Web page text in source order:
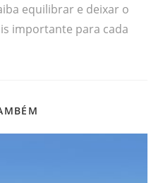
equilibrar e deixar o
importante para cada